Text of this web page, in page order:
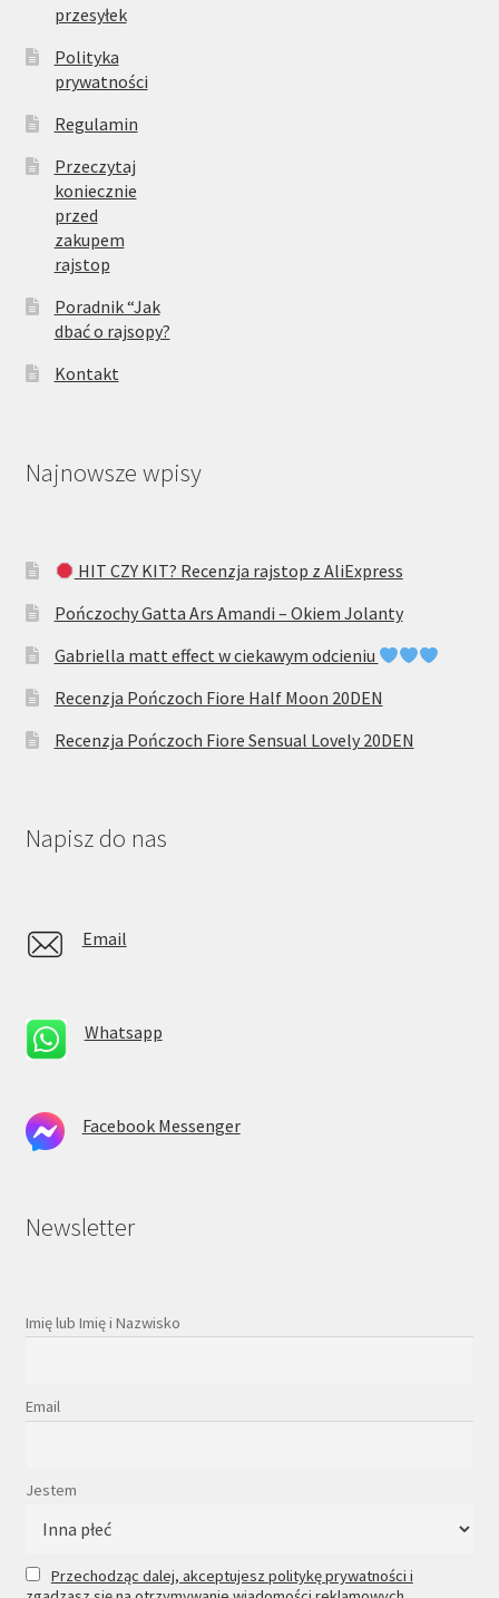
przesyłek
Polityka
prywatności
Regulamin
Przeczytaj
koniecznie
przed
zakupem
rajstop
Poradnik “Jak
dbać o rajsopy?
Kontakt
Najnowsze wpisy
HIT CZY KIT? Recenzja rajstop z AliExpress
Pończochy Gatta Ars Amandi – Okiem Jolanty
Gabriella matt effect w ciekawym odcieniu
Recenzja Pończoch Fiore Half Moon 20DEN
Recenzja Pończoch Fiore Sensual Lovely 20DEN
Napisz do nas
Email
Whatsapp
Facebook Messenger
Newsletter
Imię lub Imię i Nazwisko
Email
Jestem
Przechodząc dalej, akceptujesz politykę prywatności i